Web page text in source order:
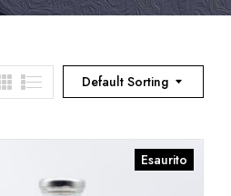
Default Sorting
Esaurito